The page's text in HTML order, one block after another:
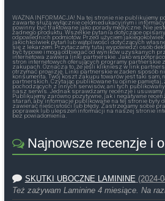
WAŻNA INFORMACJA! Na tej stronie nie publikujemy
zawarte służą wyłącznie celom edukacyjnym i
powinny być traktowane jako porady medyczne. Nie
żadnego produktu. Wszelkie pytania dotyczące
odpowiednich podmiotów. Przed użyciem
jakichkolwiek pytań lub wątpliwości dotyczących
się z lekarzem. Przytaczamy tutaj wypowiedzi osób
być typowe i mogą odbiegać od wyników uzyskanych
internetowa zawiera linki partnerskie. Jako
stron internetowych oferujących programy partnerskie
zakupach. Oznacza to, że jeśli klikniesz w link
otrzymać prowizję. Linki partnerskie w żaden sposób
konsumenta. Twój koszt zakupu towarów jest taki
partnerskich. Czytając publikowane tu opinie pamiętaj,
pochodzących z innych serwisów, ani tych
nasz serwis. Jednak sprawdzamy recenzje i usuwamy
Publikujemy zarówno pozytywne, jak i negatywne
starań, aby informacje publikowane na tej stronie były
zawierać nieścisłości lub błędy. Zastrzegamy sobie
poprawek lub ulepszeń informacji na naszej stronie
bez powiadomienia.
Najnowsze recenzje i
SKUTKI UBOCZNE LAMININE (2024-
Też zażywam Laminine 4 miesiące. Na